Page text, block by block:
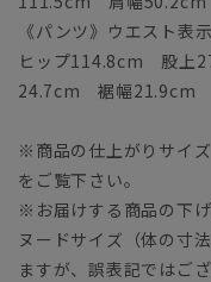
《パンツ》ウエスト
ヒップ114.8cm 股上
24.7cm 裾幅21.9cm
※商品の仕上がりサイ
をご覧下さい。
※お届けする商品の下
ヌードサイズ（体の寸
ますが、誤表記ではござ